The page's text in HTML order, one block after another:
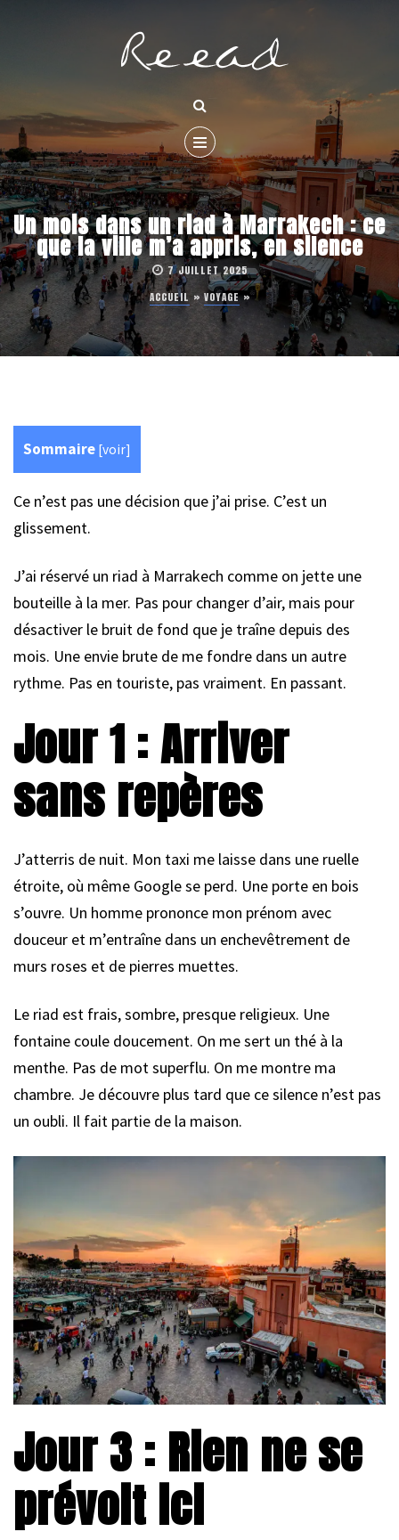
Un mois dans un riad à Marrakech : ce
que la ville m’a appris, en silence
7 JUILLET 2025
ACCUEIL » VOYAGE»
Sommaire [voir]
Ce n’est pas une décision que j’ai prise. C’est un
glissement.
J’ai réservé un riad à Marrakech comme on jette une
bouteille à la mer. Pas pour changer d’air, mais pour
désactiver le bruit de fond que je traîne depuis des
mois. Une envie brute de me fondre dans un autre
rythme. Pas en touriste, pas vraiment. En passant.
Jour 1 : Arriver
sans repères
J’atterris de nuit. Mon taxi me laisse dans une ruelle
étroite, où même Google se perd. Une porte en bois
s’ouvre. Un homme prononce mon prénom avec
douceur et m’entraîne dans un enchevêtrement de
murs roses et de pierres muettes.
Le riad est frais, sombre, presque religieux. Une
fontaine coule doucement. On me sert un thé à la
menthe. Pas de mot superflu. On me montre ma
chambre. Je découvre plus tard que ce silence n’est pas
un oubli. Il fait partie de la maison.
Jour 3 : Rien ne se
prévoit ici